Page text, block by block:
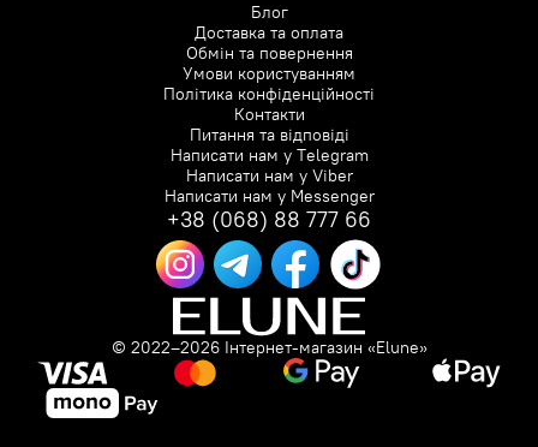
© 2022–2026 Інтернет-магазин «Elune»
Блог
Доставка та оплата
Обмін та повернення
Умови користуванням
Політика конфіденційності
Контакти
Питання та відповіді
Написати нам уTelegram
Написати нам уViber
Написати нам уMessenger
+38 (068) 88 777 66